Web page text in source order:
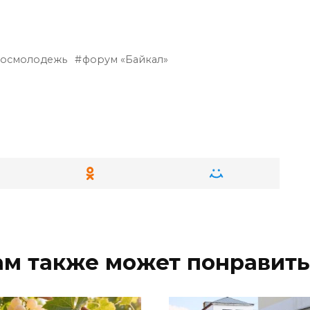
форум «Байкал»
также может